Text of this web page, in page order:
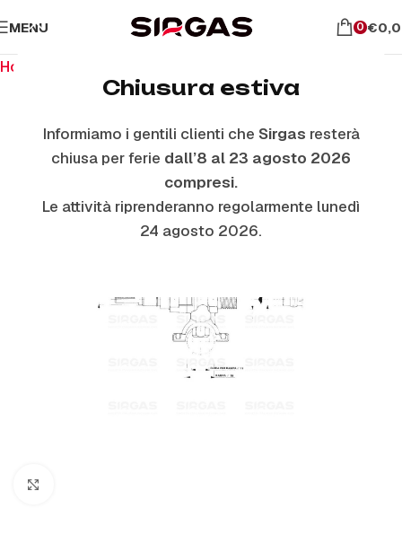
Chiusura estiva
Informiamo i gentili clienti che Sirgas resterà
chiusa per ferie dall’8 al 23 agosto 2026
compresi.
Le attività riprenderanno regolarmente lunedì
24 agosto 2026.
MENU 0 €
Home